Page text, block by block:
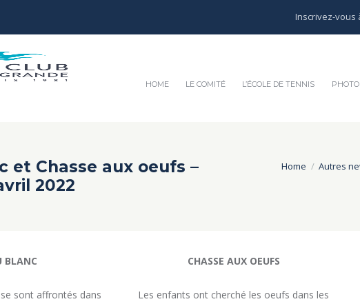
Inscrivez-vous
HOME LE COMITÉ L’ÉCOLE DE TENNIS
et Chasse aux oeufs –
2022
Home Autres
BLANC
sont affrontés dans
CHASSE AUX OEUFS
Les enfants ont cherché les oeufs dans les